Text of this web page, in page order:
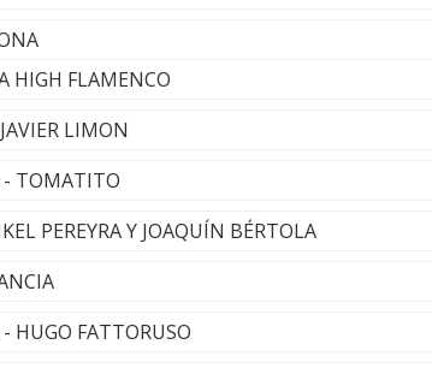
HIGH FLAMENCO
LIMON
TOMATITO
PEREYRA Y JOAQUÍN BÉRTOLA
FATTORUSO